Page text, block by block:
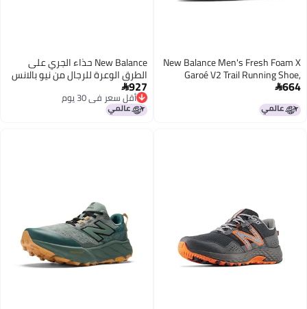
New Balance Men's Fresh Foam X
Garoé V2 Trail Running Shoe,
Black/Phantom/Castlerock, 9 M
664
New Balance حذاء الجري على
الطرق الوعرة للرجال من نيو بالانس
فريش فوم إكس هيررو V9 لون
صحراوي طيني ظل الأرض أحمر عاجل
85 عريض
927
أقل سعر في 30 يوم
أقل سعر في 30 يوم